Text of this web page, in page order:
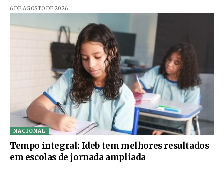
6 DE AGOSTO DE 2026
NACIONAL
Tempo integral: Ideb tem melhores resultados
em escolas de jornada ampliada